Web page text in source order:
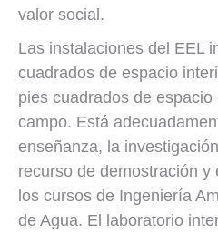
valor social.
Las instalaciones del EEL
cuadrados de espacio
pies cuadrados de
campo. Está
enseñanza, la
recurso de demostración y
los cursos de Ingeniería
de Agua. El laboratorio